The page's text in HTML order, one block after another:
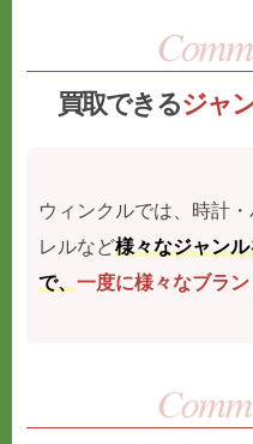
買取できるジャ
ウィンクルでは、時計
レルなど様々なジャン
で、一度に様々なブラ